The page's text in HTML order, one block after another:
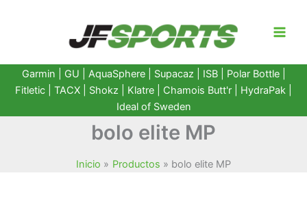
Garmin GU AquaSphere| Supacaz | ISB | Polar Bottle|
Fitletic
TACX Shokz Klatre Chamois Butt'r HydraPak
Ideal of Sweden
bolo elite MP
Inicio Productos bolo elite MP